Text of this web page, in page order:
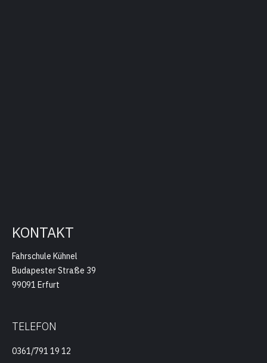
KONTAKT
Fahrschule Kühnel
Budapester Straße 39
99091 Erfurt
TELEFON
0361/791 19 12